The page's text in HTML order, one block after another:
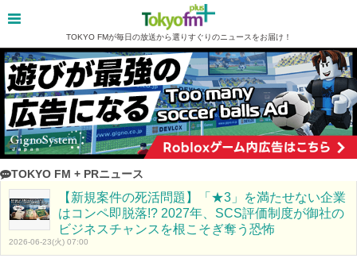
TOKYO FMが毎日の放送から選りすぐりのニュースをお届け！
TOKYO FM + PRニュース
【新規案件の死活問題】「★3」を満たせない企業
はコンペ即脱落!? 2027年、SCS評価制度が御社の
ビジネスチャンスを根こそぎ奪う恐怖
2026-06-23(火) 07:00